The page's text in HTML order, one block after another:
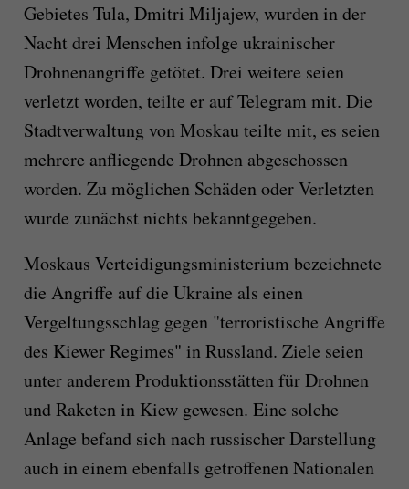
Gebietes Tula, Dmitri Miljajew, wurden in der
Nacht drei Menschen infolge ukrainischer
Drohnenangriffe getötet. Drei weitere seien
verletzt worden, teilte er auf Telegram mit. Die
Stadtverwaltung von Moskau teilte mit, es seien
mehrere anfliegende Drohnen abgeschossen
worden. Zu möglichen Schäden oder Verletzten
wurde zunächst nichts bekanntgegeben.
Moskaus Verteidigungsministerium bezeichnete
die Angriffe auf die Ukraine als einen
Vergeltungsschlag gegen "terroristische Angriffe
des Kiewer Regimes" in Russland. Ziele seien
unter anderem Produktionsstätten für Drohnen
und Raketen in Kiew gewesen. Eine solche
Anlage befand sich nach russischer Darstellung
auch in einem ebenfalls getroffenen Nationalen